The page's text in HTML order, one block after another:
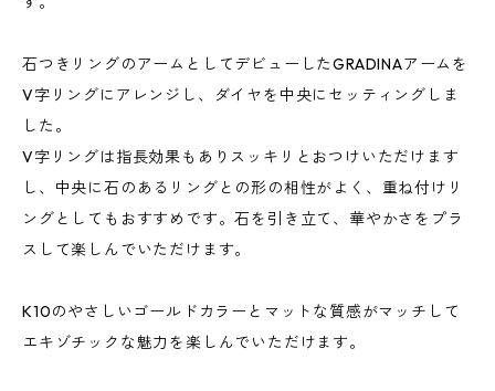
石つきリングのアームとしてデビューしたGRADINAアームを
V字リングにアレンジし、ダイヤを中央にセッティングしま
した。
V字リングは指長効果もありスッキリとおつけいただけます
し、中央に石のあるリングとの形の相性がよく、重ね付けリ
ングとしてもおすすめです。石を引き立て、華やかさをプラ
スして楽しんでいただけます。
K10のやさしいゴールドカラーとマットな質感がマッチして
エキゾチックな魅力を楽しんでいただけます。